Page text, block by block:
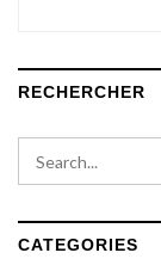
RECHERCHER
CATEGORIES